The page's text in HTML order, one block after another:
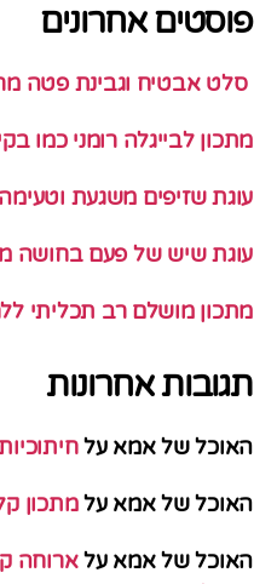
פוסטים אחרונים
סלט אבטיח וגבינת פטה
מתכון לבייגלה רומני כמו
עוגת שזיפים משגעת וטעימה
עוגת שיש של פעם בחושה
מתכון מושלם רב תכליתי
תגובות אחרונות
האוכל של אמא על
האוכל של אמא עלמתכון
האוכל של אמא עלארוחה